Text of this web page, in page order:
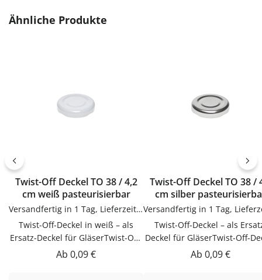
Produktgalerie überspringen
Ähnliche Produkte
Twist-Off Deckel TO 38 / 4,2
cm weiß pasteurisierbar
Versandfertig in 1 Tag, Lieferzeit 1-3 Tage
Twist-Off-Deckel in weiß – als
Ersatz-Deckel für GläserTwist-Off-
Regulärer Preis:
Ab 0,09 €
Twist-Off Deckel TO 38 / 4,2
cm silber
Twist-Off-Deckel – als
Deckel für GläserTwist-Off-
als Ersatz-Deckel für
Regulärer Preis:
Ab 0,09 €